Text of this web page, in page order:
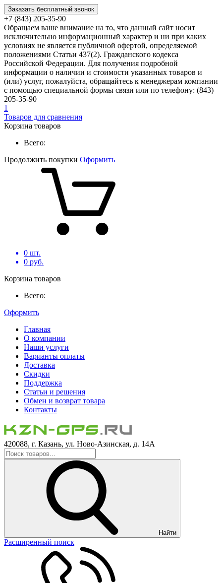
Заказать бесплатный звонок
+7 (843) 205-35-90
Обращаем ваше внимание на то, что данный сайт носит
исключительно информационный характер и ни при каких
условиях не является публичной офертой, определяемой
положениями Статьи 437(2). Гражданского кодекса
Российской Федерации. Для получения подробной
информации о наличии и стоимости указанных товаров и
(или) услуг, пожалуйста, обращайтесь к менеджерам компании
с помощью специальной формы связи или по телефону: (843)
205-35-90
1
Товаров для сравнения
Корзина товаров
Всего:
Продолжить покупки Оформить
0 шт.
0 руб.
Корзина товаров
Всего:
Оформить
Главная
О компании
Наши услуги
Варианты оплаты
Доставка
Скидки
Поддержка
Статьи и решения
Обмен и возврат товара
Контакты
420088, г. Казань, ул. Ново-Азинская, д. 14А
Найти
Расширенный поиск